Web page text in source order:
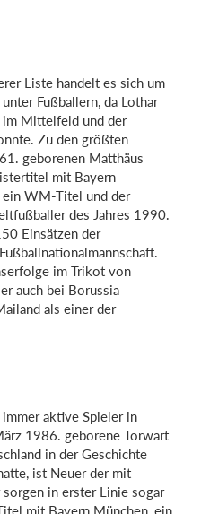
Liste handelt es sich um
Fußballern, da Lothar
Mittelfeld und der
Zu den größten
geborenen Matthäus
mit Bayern
ein WM-Titel und der
des Jahres 1990.
Einsätzen der
im Trikot von
auch bei Borussia
als einer der
aktive Spieler in
1986. geborene Torwart
in der Geschichte
ist Neuer der mit
in erster Linie sogar
mit Bayern München, ein